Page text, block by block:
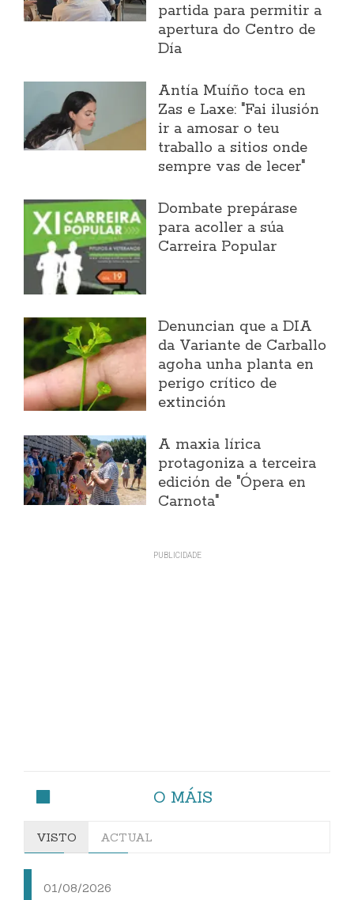
partida para permitir a
apertura do Centro de
Día
Antía Muíño toca en
Zas e Laxe: "Fai ilusión
ir a amosar o teu
traballo a sitios onde
sempre vas de lecer"
Dombate prepárase
para acoller a súa
Carreira Popular
Denuncian que a DIA
da Variante de Carballo
agoha unha planta en
perigo crítico de
extinción
A maxia lírica
protagoniza a terceira
edición de "Ópera en
Carnota"
O MÁIS
VISTO ACTUAL
01/08/2026